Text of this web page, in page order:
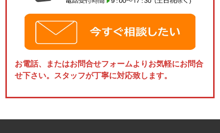
お電話、またはお問合せフォームよりお気軽にお問合
せ下さい。スタッフが丁寧に対応致します。